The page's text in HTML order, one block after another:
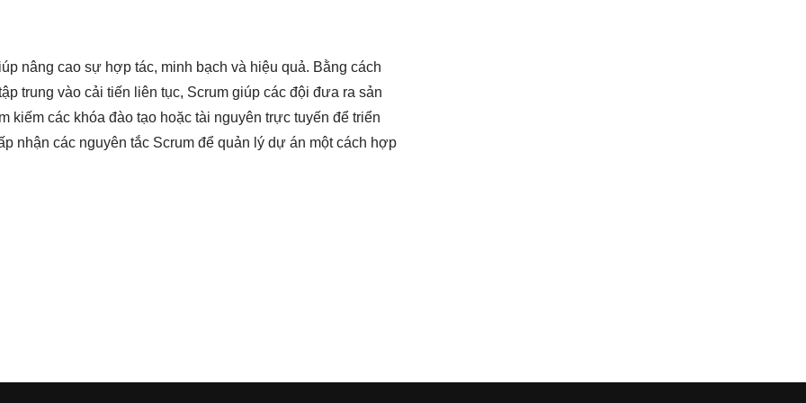
nâng cao sự hợp tác, minh bạch và hiệu quả. Bằng cách
trung vào cải tiến liên tục, Scrum giúp các đội đưa ra sản
các khóa đào tạo hoặc tài nguyên trực tuyến để triển
nhận các nguyên tắc Scrum để quản lý dự án một cách hợp